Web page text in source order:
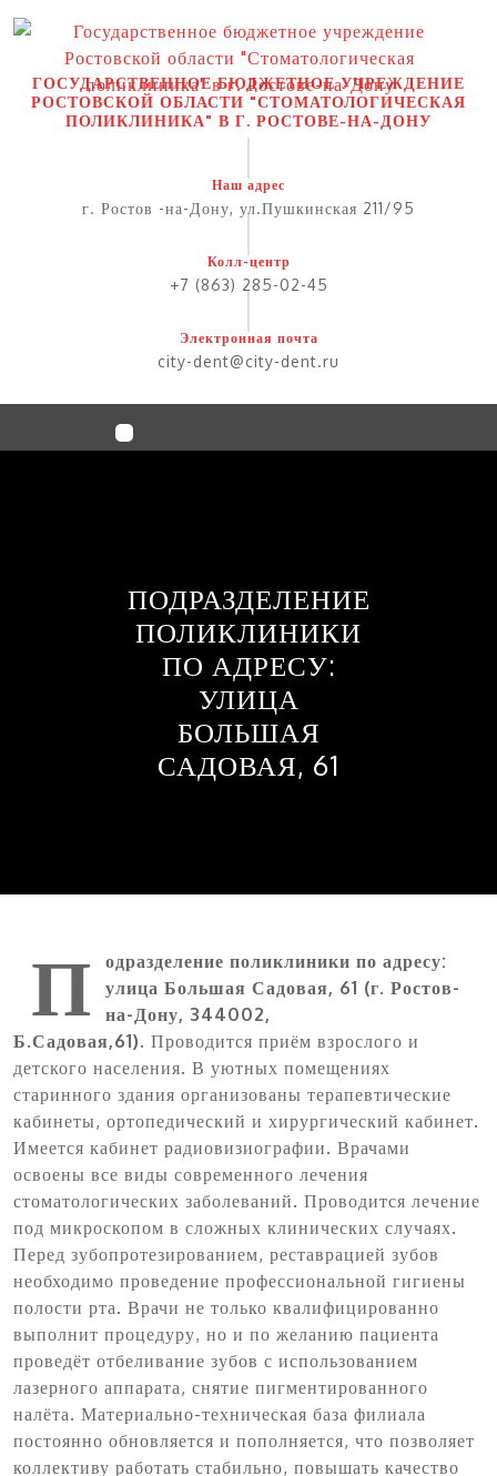
Перейти
содержимому
ГОСУДАРСТВЕННОЕ БЮДЖЕТНОЕ УЧРЕЖДЕНИЕ
РОСТОВСКОЙ ОБЛАСТИ "СТОМАТОЛОГИЧЕСКАЯ
ПОЛИКЛИНИКА" В Г. РОСТОВЕ-НА-ДОНУ
Наш адрес
г. Ростов -на-Дону, ул.Пушкинская 211/95
Колл-центр
+7 (863) 285-02-45
Электронная почта
city-dent@city-dent.ru
ПОДРАЗДЕЛЕНИЕ
ПОЛИКЛИНИКИ
ПО АДРЕСУ:
УЛИЦА
БОЛЬШАЯ
САДОВАЯ, 61
П
одразделение поликлиники по адресу:
улица Большая Садовая, 61 (г. Ростов-
на-Дону, 344002,
Б.Садовая,61). Проводится приём взрослого и
детского населения. В уютных помещениях
старинного здания организованы терапевтические
кабинеты, ортопедический и хирургический кабинет.
Имеется кабинет радиовизиографии. Врачами
освоены все виды современного лечения
стоматологических заболеваний. Проводится лечение
под микроскопом в сложных клинических случаях.
Перед зубопротезированием, реставрацией зубов
необходимо проведение профессиональной гигиены
полости рта. Врачи не только квалифицированно
выполнит процедуру, но и по желанию пациента
проведёт отбеливание зубов с использованием
лазерного аппарата, снятие пигментированного
налёта. Материально-техническая база филиала
постоянно обновляется и пополняется, что позволяет
коллективу работать стабильно, повышать качество